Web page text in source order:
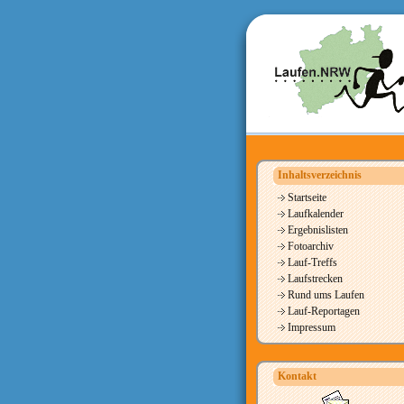
Inhaltsverzeichnis
Startseite
Laufkalender
Ergebnislisten
Fotoarchiv
Lauf-Treffs
Laufstrecken
Rund ums Laufen
Lauf-Reportagen
Impressum
Kontakt